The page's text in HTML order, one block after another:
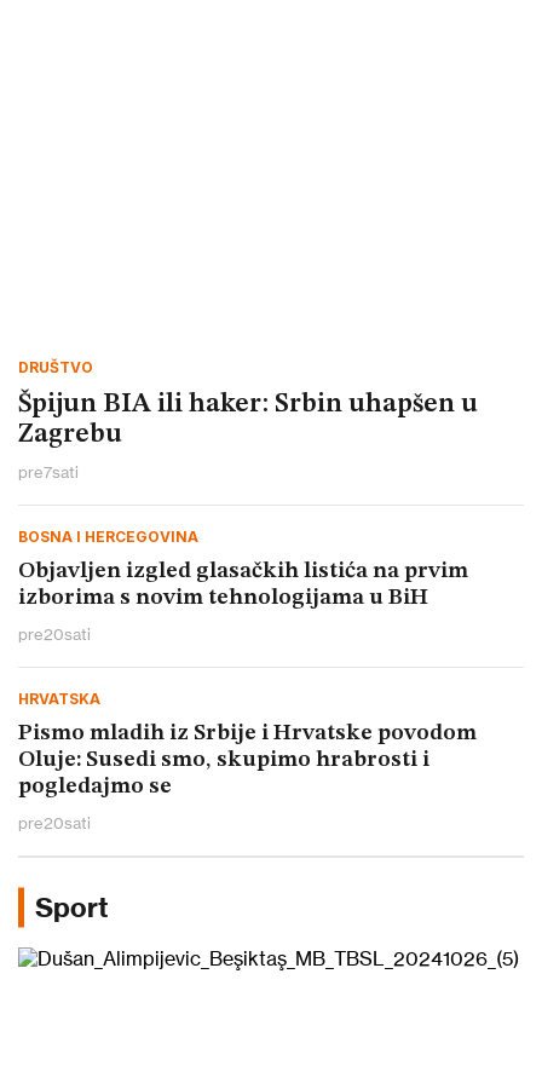
DRUŠTVO
Špijun BIA ili haker: Srbin uhapšen u
Zagrebu
pre7sati
BOSNA I HERCEGOVINA
Objavljen izgled glasačkih listića na prvim
izborima s novim tehnologijama u BiH
pre20sati
HRVATSKA
Pismo mladih iz Srbije i Hrvatske povodom
Oluje: Susedi smo, skupimo hrabrosti i
pogledajmo se
pre20sati
Sport